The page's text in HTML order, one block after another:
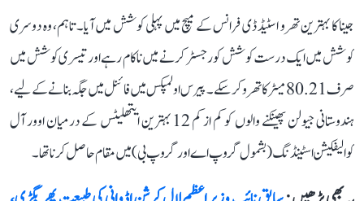
جینا کا بہترین تھرو اسٹیڈ ڈی فرانس کے میچ میں پہلی کوشش میں آیا۔ تاہم، وہ دوسری
کوشش میں ایک درست کوشش کو رجسٹر کرنے میں ناکام رہے اور تیسری کوشش میں
صرف 80.21 میٹر کا تھرو کر سکے۔ پیرس اولمپکس میں فائنل میں جگہ بنانے کے لیے،
ہندوستانی جیولن پھینکنے والوں کو کم از کم 12 بہترین ایتھلیٹس کے درمیان اوور آل
کوالیفکیشن اسٹینڈنگ (بشمول گروپ اے اور گروپ بی) میں مقام حاصل کرنا تھا۔